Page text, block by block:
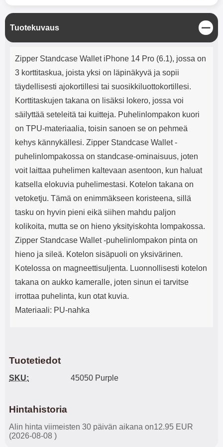
mha Kuunteluaika: noin 4 tuntia
Input: AC100-240V 50/60Hz 0.8A
Max Output: USB: DC5V/3.0A
(15W) 9V/2.0A (18W) 12V/1.5
(18W) Type-C: 5V/3A (PD15W)
9V/2.22A (PD20W)
5V/3A Max Maximum output:
20.W Max Johdon pituus: 1 metri
Tuotekuvaus
S
u
l
e
Tuotekuvaus
Zipper Standcase Wallet iPhone 14 Pro (6.1), jossa on
3 korttitaskua, joista yksi on läpinäkyvä ja sopii
täydellisesti ajokortillesi tai suosikkiluottokortillesi.
Korttitaskujen takana on lisäksi lokero, jossa voi
säilyttää seteleitä tai kuitteja. Puhelinlompakon kuori
on TPU-materiaalia, toisin sanoen se on pehmeä
kehys kännykällesi. Zipper Standcase Wallet -
puhelinlompakossa on standcase-ominaisuus, joten
voit laittaa puhelimen kaltevaan asentoon, kun haluat
katsella elokuvia puhelimestasi. Kotelon takana on
vetoketju. Tämä on enimmäkseen koristeena, sillä
tasku on hyvin pieni eikä siihen mahdu paljon
kolikoita, mutta se on hieno yksityiskohta lompakossa.
Zipper Standcase Wallet -puhelinlompakon pinta on
hieno ja sileä. Kotelon sisäpuoli on yksivärinen.
Kotelossa on magneettisuljenta. Luonnollisesti kotelon
takana on aukko kameralle, joten sinun ei tarvitse
irrottaa puhelinta, kun otat kuvia.
Materiaali: PU-nahka
Tuotetiedot
SKU: 45050 Purple
Hintahistoria
Alin hinta viimeisten 30 päivän aikana on12.95 EUR
(2026-08-08 )